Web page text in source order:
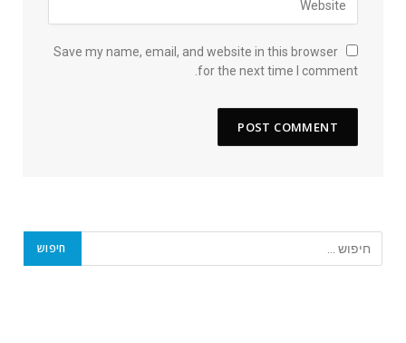
Save my name, email, and website in this browser
for the next time I comment.